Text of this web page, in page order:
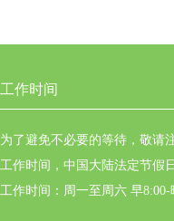
工作时间
为了避免不必要的等待，敬请
工作时间，中国大陆法定节假
工作时间：周一至周六 早8:00-